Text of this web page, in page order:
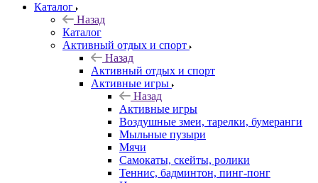
Каталог
Назад
Каталог
Активный отдых и спорт
Назад
Активный отдых и спорт
Активные игры
Назад
Активные игры
Воздушные змеи, тарелки, бумеранги
Мыльные пузыри
Мячи
Самокаты, скейты, ролики
Теннис, бадминтон, пинг-понг